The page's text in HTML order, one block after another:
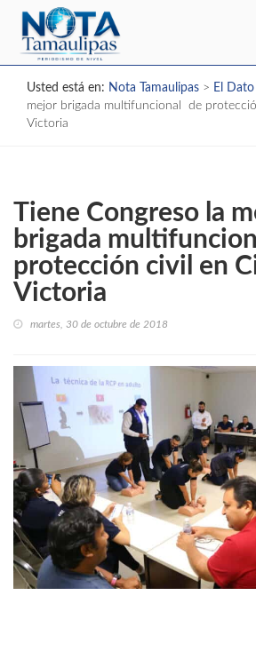
Usted está en: Nota Tamaulipas > El Dato
mejor brigada multifuncional de
Victoria
Tiene Congreso la
brigada
protección civil en
Victoria
martes, 30 de octubre de 2018